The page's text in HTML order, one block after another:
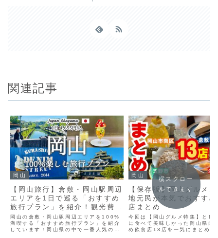
関連記事
岡山
【岡山旅行】倉敷・岡山駅周辺
エリアを1日で巡る「おすすめ
旅行プラン」を紹介！観光費用
まとめ💰｜倉敷美観地区｜倉敷
ジーンズストリート｜アイビー
スクエア｜フルーツパフェ｜岡
岡山の倉敷・岡山駅周辺エリアを100%
満喫する「おすすめ旅行プラン」を紹介
しています！岡山県の中で一番人気の観
岡山
【保存版】岡山グルメ
地元民が本気でおすす
店まとめ
今回は【岡山グルメ特集】とし
に食べて美味しかった岡山県内
め飲食店13店を一気にまとめま
横スクロー
ルできます